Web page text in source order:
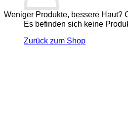
Es befinden sich keine
Zurück zum Shop
Weniger Produkte, bessere Haut?